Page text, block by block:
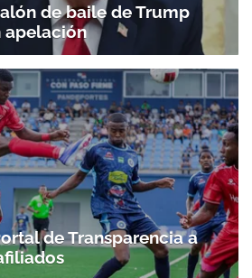
de baile de Trump
apelación
de Transparencia a